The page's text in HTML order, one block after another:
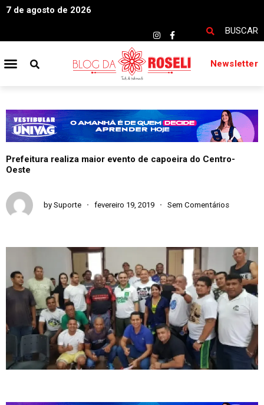
7 de agosto de 2026
BUSCAR
Newsletter
Prefeitura realiza maior evento de capoeira do Centro-
Oeste
by Suporte fevereiro 19, 2019 Sem Comentários